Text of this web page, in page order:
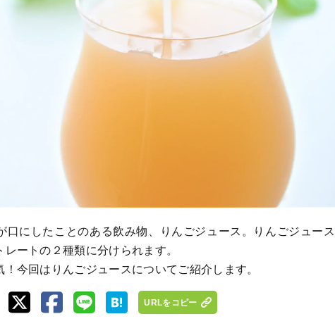
口にしたことのある飲み物、りんごジュース。りんごジュー
ートの２種類に分けられます。
今回はりんごジュースについてご紹介します。
URLをコピー